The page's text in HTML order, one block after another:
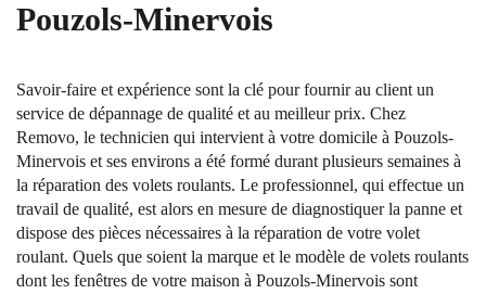
Pouzols-Minervois
Savoir-faire et expérience sont la clé pour fournir au client un
service de dépannage de qualité et au meilleur prix. Chez
Removo, le technicien qui intervient à votre domicile à Pouzols-
Minervois et ses environs a été formé durant plusieurs semaines à
la réparation des volets roulants. Le professionnel, qui effectue un
travail de qualité, est alors en mesure de diagnostiquer la panne et
dispose des pièces nécessaires à la réparation de votre volet
roulant. Quels que soient la marque et le modèle de volets roulants
dont les fenêtres de votre maison à Pouzols-Minervois sont